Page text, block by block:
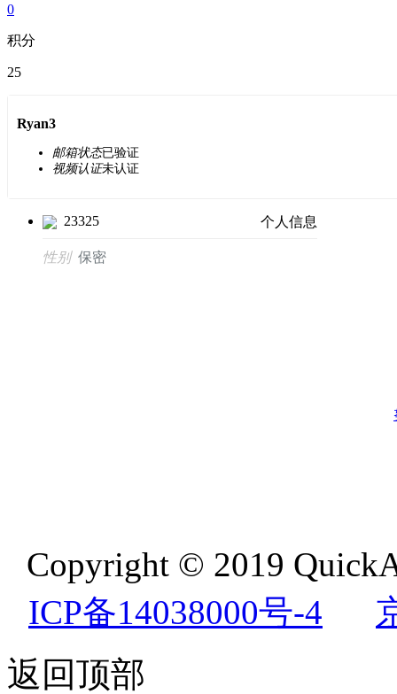
0
积分
25
Ryan3
邮箱状态已验证
视频认证未认证
23325 个人信息
性别 保密
Copyright © 2019
ICP备14038000号-4
返回顶部